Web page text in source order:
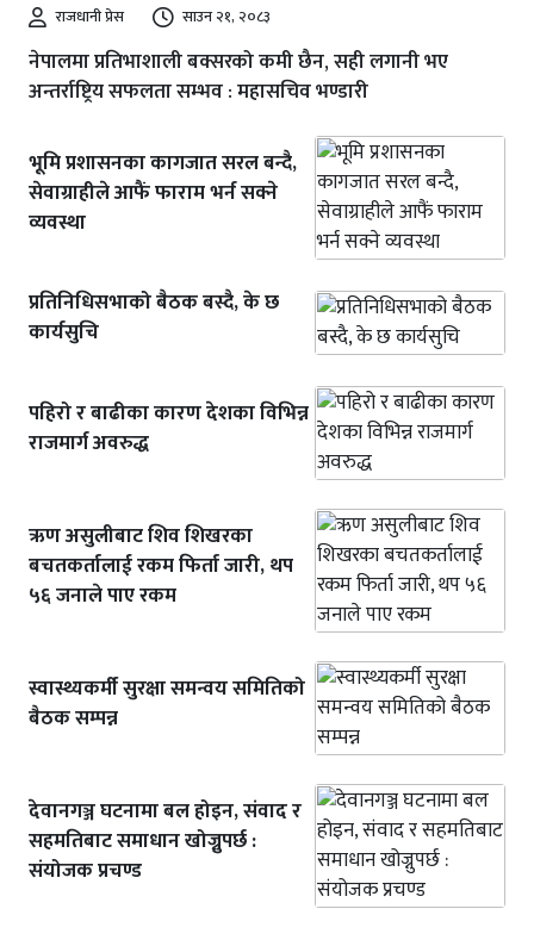
राजधानी प्रेस साउन २१, २०८३
नेपालमा प्रतिभाशाली बक्सरको कमी छैन, सही लगानी भए
अन्तर्राष्ट्रिय सफलता सम्भव : महासचिव भण्डारी
भूमि प्रशासनका कागजात सरल बन्दै,
सेवाग्राहीले आफैं फाराम भर्न सक्ने
व्यवस्था
प्रतिनिधिसभाको बैठक बस्दै, के छ
कार्यसुचि
पहिरो र बाढीका कारण देशका विभिन्न
राजमार्ग अवरुद्ध
ऋण असुलीबाट शिव शिखरका
बचतकर्तालाई रकम फिर्ता जारी, थप
५६ जनाले पाए रकम
स्वास्थ्यकर्मी सुरक्षा समन्वय समितिको
बैठक सम्पन्न
देवानगञ्ज घटनामा बल होइन, संवाद र
सहमतिबाट समाधान खोज्नुपर्छ :
संयोजक प्रचण्ड